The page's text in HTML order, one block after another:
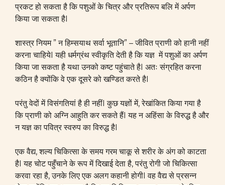
प्रकट हो सकता है कि पशुओं के चित्र और प्रतिरूप बलि में अर्पण
किया जा सकता हैI
शास्त्र नियम ” न हिम्सयाथ सर्वा भूतानि” – जीवित प्राणी को हानी नहीं
करना चाहियेIयही धर्मग्रंथ स्वीकृति देती है कि यज्ञ में पशुओं का अर्पण
किया जा सकता है यथा उनको कष्ट पहुंचाते हैI अतः संग्रहित करना
कठिन है क्योंकि वे एक दूसरे को खण्डित करते हैI
परंतु वेदों में विसंगतियां है ही नहींI कुछ यज्ञों में, रेखांकित किया गया है
कि प्राणी को अग्नि आहुति कर सकते हैंI यह न अहिंसा के विरुद्ध है और
न यज्ञ का पवित्र स्वरुप का विरुद्ध हैI
एक वैद्य, शल्य चिकित्सा के समय गरम चाकू से शरीर के अंग को काटता
हैI यह चोट पहुँचाने के रूप में दिखाई देता है, परंतु रोगी जो चिकित्सा
करवा रहा है, उनके लिए एक अलग कहानी होगीI वह वैद्य से प्रसन्न